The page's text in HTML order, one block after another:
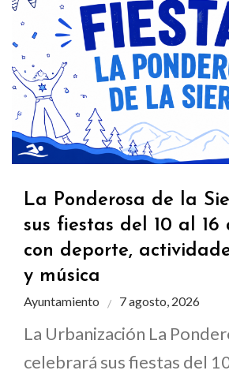
La Ponderosa de la
sus fiestas del 10 al 16
con deporte,
y música
Ayuntamiento 7 agosto, 2026
La Urbanización La
celebrará sus fiestas del